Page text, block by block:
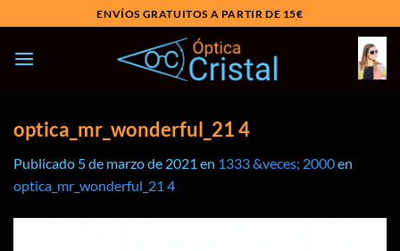
al
contenido
ENVÍOS GRATUITOS A PARTIR DE 15€
optica_mr_wonderful_21 4
Publicado 5 de marzo de 2021 en 1333 &veces; 2000en
optica_mr_wonderful_21 4